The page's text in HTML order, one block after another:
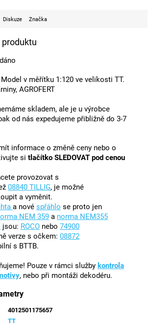
Diskuze Značka
produktu
v měřítku 1:120 ve velikosti TT.
AGROFERT
skladem, ale je u výrobce
od nás expedujeme přibližně do 3-7
informace o změně ceny nebo o
si tlačítko SLEDOVAT pod cenou
provozovat s
08840 TILLIG, je možné
a vyměnit.
a nové spřáhlo se proto jen
NEM 359 a norma NEM355
jsou: ROCO nebo 74900
verze s očkem: 08872
s BTTB.
Pouze v rámci služby kontrola
, nebo při montáži dekodéru.
4012501175657
TT